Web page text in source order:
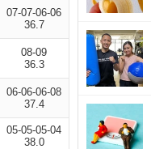
07-07-06-06
36.7
08-09
36.3
06-06-06-08
37.4
05-05-05-04
38.0